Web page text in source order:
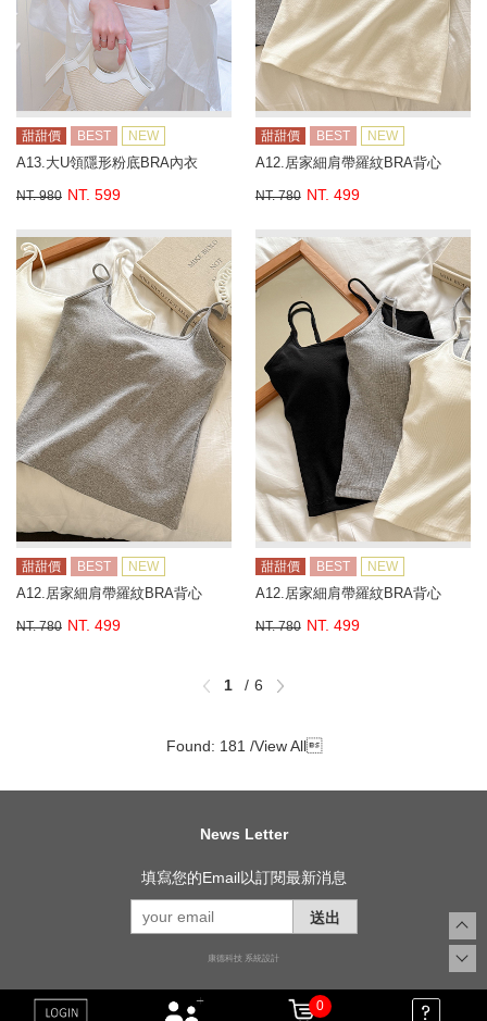
甜甜價 BEST NEW
A13.大U領隱形粉底BRA內衣
NT. 980 NT. 599
甜甜價 BEST NEW
A12.居家細肩帶羅紋BRA背心
NT. 780 NT. 499
甜甜價 BEST NEW
A12.居家細肩帶羅紋BRA背心
NT. 780 NT. 499
甜甜價 BEST NEW
A12.居家細肩帶羅紋BRA背心
NT. 780 NT. 499
1 6
Found: 181 /View All
News Letter
填寫您的Email以訂閱最新消息
送出
康德科技 系統設計
0